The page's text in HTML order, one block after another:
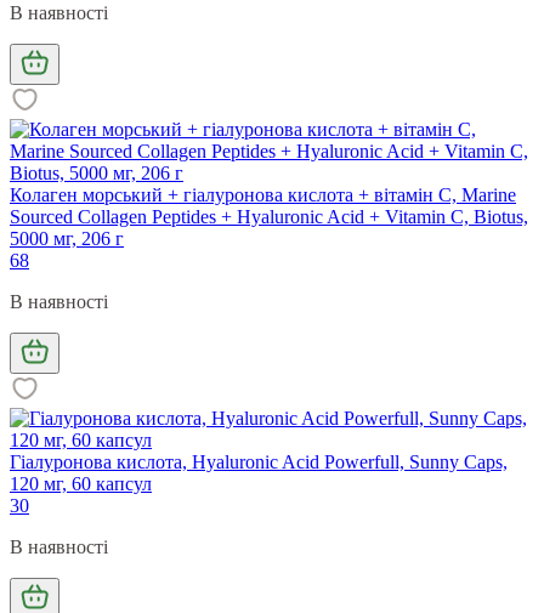
В наявності
Колаген морський + гіалуронова кислота + вітамін С, Marine
Sourced Collagen Peptides + Hyaluronic Acid + Vitamin C, Biotus,
5000 мг, 206 г
68
В наявності
Гіалуронова кислота, Hyaluronic Acid Powerfull, Sunny Caps,
120 мг, 60 капсул
30
В наявності